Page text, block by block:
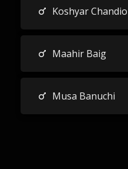
Koshyar Chandio
Maahir Baig
Musa Banuchi